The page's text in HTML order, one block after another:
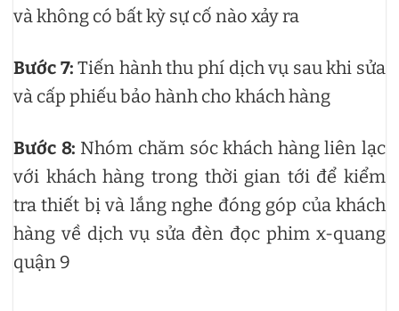
và không có bất kỳ sự cố nào xảy ra
Bước 7: Tiến hành thu phí dịch vụ sau khi sửa
và cấp phiếu bảo hành cho khách hàng
Bước 8: Nhóm chăm sóc khách hàng liên lạc
với khách hàng trong thời gian tới để kiểm
tra thiết bị và lắng nghe đóng góp của khách
hàng về dịch vụ sửa đèn đọc phim x-quang
quận 9